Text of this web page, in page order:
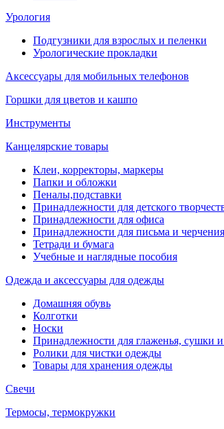
Урология
Подгузники для взрослых и пеленки
Урологические прокладки
Аксессуары для мобильных телефонов
Горшки для цветов и кашпо
Инструменты
Канцелярские товары
Клеи, корректоры, маркеры
Папки и обложки
Пеналы,подставки
Принадлежности для детского
Принадлежности для офиса
Принадлежности для письма и черчения
Тетради и бумага
Учебные и наглядные пособия
Одежда и аксессуары для одежды
Домашняя обувь
Колготки
Носки
Принадлежности для глаженья, сушки
Ролики для чистки одежды
Товары для хранения одежды
Свечи
Термосы, термокружки